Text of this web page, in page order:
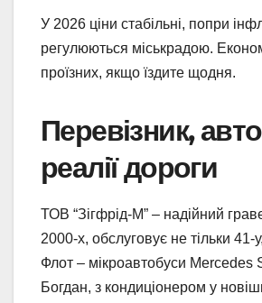
У 2026 ціни стабільні, попри
регулюються міськрадою.
проїзних, якщо їздите щодня.
Перевізник,
реалії дороги
ТОВ “Зігфрід-М” – надійний
2000-х, обслуговує не тільки 41-у,
Флот – мікроавтобуси Mercedes
Богдан, з кондиціонером у